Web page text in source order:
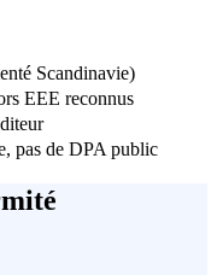
Scandinavie)
EEE reconnus
pas de DPA public